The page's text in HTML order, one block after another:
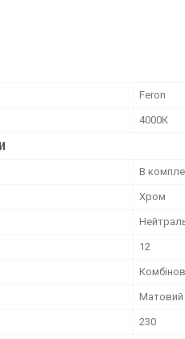
Feron
4000К
В
Хром
12
Матовий
230